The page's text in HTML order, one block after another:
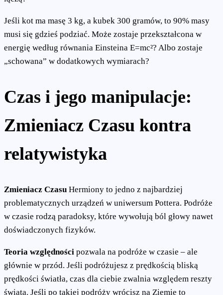
Jeśli kot ma masę 3 kg, a kubek 300 gramów, to 90% masy
musi się gdzieś podziać. Może zostaje przekształcona w
energię według równania Einsteina E=mc²? Albo zostaje
„schowana” w dodatkowych wymiarach?
Czas i jego manipulacje:
Zmieniacz Czasu kontra
relatywistyka
Zmieniacz Czasu Hermiony to jedno z najbardziej
problematycznych urządzeń w uniwersum Pottera. Podróże
w czasie rodzą paradoksy, które wywołują ból głowy nawet
doświadczonych fizyków.
Teoria względności pozwala na podróże w czasie – ale
głównie w przód. Jeśli podróżujesz z prędkością bliską
prędkości światła, czas dla ciebie zwalnia względem reszty
świata. Jeśli po takiej podróży wrócisz na Ziemię to